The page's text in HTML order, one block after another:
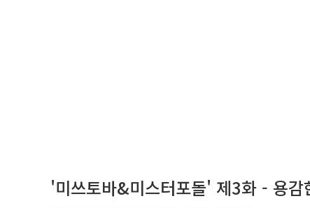
'미쓰토바&미스터포돌' 제3화 - 용감